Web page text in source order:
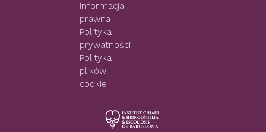
Informacja
prawna
Polityka
prywatności
Polityka
plików
cookie